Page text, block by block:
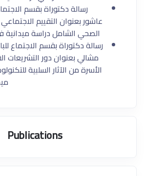
رسالة دكتوراة بقسم
عاشور بعنوان التقييم
الصحي الشامل دراسة ميدانية
⁠رسالة دكتوراة بقسم الاجتماع
مشالي بعنوان دور التشريعات
الأسرة من الآثار السلبية
Publications